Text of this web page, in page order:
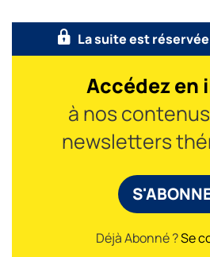
La suite est
Accédez en
à nos
newsletters
Déjà Abonné ?Se